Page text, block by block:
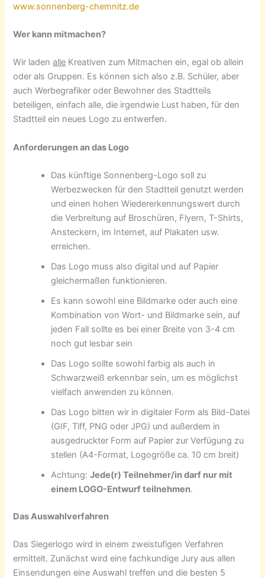
www.sonnenberg-chemnitz.de
Wer kann mitmachen?
Wir ladenalle Kreativen zum Mitmachen ein, egal ob allein
oder als Gruppen. Es können sich also z.B. Schüler, aber
auch Werbegrafiker oder Bewohner des Stadtteils
beteiligen, einfach alle, die irgendwie Lust haben, für den
Stadtteil ein neues Logo zu entwerfen.
Anforderungen an das Logo
Das künftige Sonnenberg-Logo soll zu
Werbezwecken für den Stadtteil genutzt werden
und einen hohen Wiedererkennungswert durch
die Verbreitung auf Broschüren, Flyern, T-Shirts,
Ansteckern, im Internet, auf Plakaten usw.
erreichen.
Das Logo muss also digital und auf Papier
gleichermaßen funktionieren.
Es kann sowohl eine Bildmarke oder auch eine
Kombination von Wort- und Bildmarke sein, auf
jeden Fall sollte es bei einer Breite von 3-4 cm
noch gut lesbar sein
Das Logo sollte sowohl farbig als auch in
Schwarzweiß erkennbar sein, um es möglichst
vielfach anwenden zu können.
Das Logo bitten wir in digitaler Form als Bild-Datei
(GIF, Tiff, PNG oder JPG) und außerdem in
ausgedruckter Form auf Papier zur Verfügung zu
stellen (A4-Format, Logogröße ca. 10 cm breit)
Achtung:Jede(r) Teilnehmer/in darf nur mit
einem LOGO-Entwurf teilnehmen.
Das Auswahlverfahren
Das Siegerlogo wird in einem zweistufigen Verfahren
ermittelt. Zunächst wird eine fachkundige Jury aus allen
Einsendungen eine Auswahl treffen und die besten 5